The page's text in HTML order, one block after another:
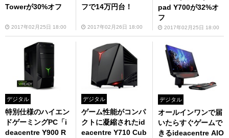
Towerが30%オフ
2017年02月25日 18:00
フで14万円台！
2017年02月26日 18:00
pad Y700が32%オ
フ
2017年02月25日 18:00
デジタル
特別仕様のハイエン
ドゲーミングPC「i
deacentre Y900 R
デジタル
ゲーム性能がコンパ
クトに凝縮されたid
eacentre Y710 Cub
デジタル
オールインワンで届
いたらすぐゲームで
きるideacentre AIO